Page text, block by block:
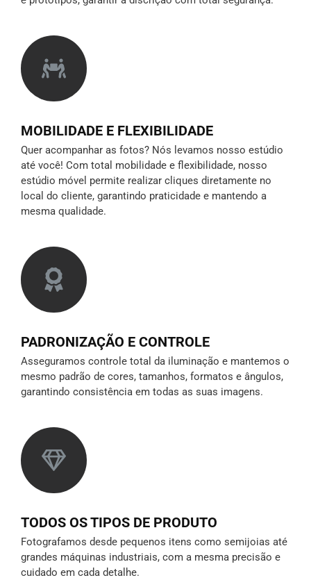
MOBILIDADE E FLEXIBILIDADE
Quer acompanhar as fotos? Nós levamos nosso estúdio
até você! Com total mobilidade e flexibilidade, nosso
estúdio móvel permite realizar cliques diretamente no
local do cliente, garantindo praticidade e mantendo a
mesma qualidade.
PADRONIZAÇÃO E CONTROLE
Asseguramos controle total da iluminação e mantemos o
mesmo padrão de cores, tamanhos, formatos e ângulos,
garantindo consistência em todas as suas imagens.
TODOS OS TIPOS DE PRODUTO
Fotografamos desde pequenos itens como semijoias até
grandes máquinas industriais, com a mesma precisão e
cuidado em cada detalhe.